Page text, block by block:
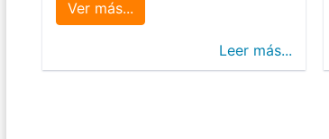
Ver más...
Leer más...